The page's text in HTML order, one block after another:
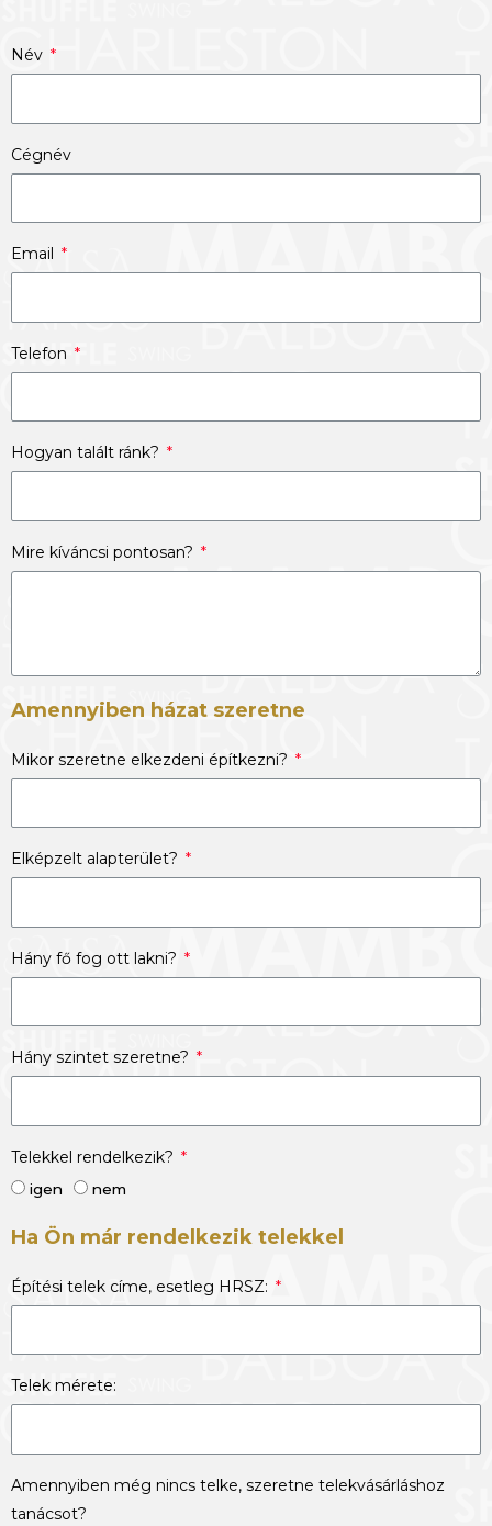
Név
Cégnév
Email
Telefon
Hogyan talált ránk?
Mire kíváncsi pontosan?
Amennyiben házat szeretne
Mikor szeretne elkezdeni építkezni?
Elképzelt alapterület?
Hány fő fog ott lakni?
Hány szintet szeretne?
Telekkel rendelkezik?
igen nem
Ha Ön már rendelkezik telekkel
Építési telek címe, esetleg HRSZ:
Telek mérete:
Amennyiben még nincs telke, szeretne telekvásárláshoz
tanácsot?